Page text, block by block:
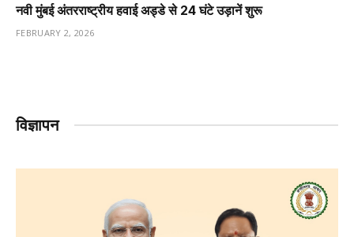
नवी मुंबई अंतरराष्ट्रीय हवाई अड्डे से 24 घंटे उड़ानें शुरू
FEBRUARY 2, 2026
विज्ञापन